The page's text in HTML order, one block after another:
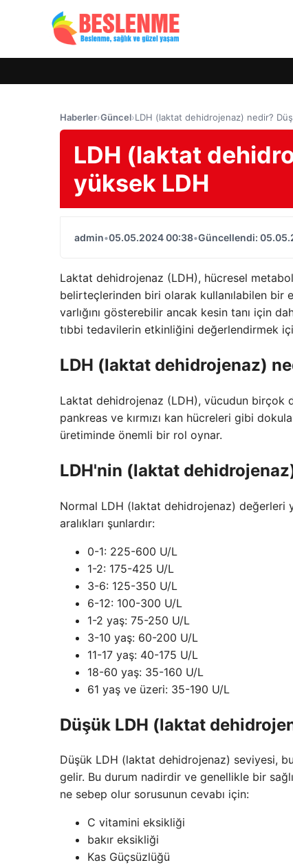
Haberler›Güncel›LDH (laktat dehidrojenaz) nedir?
LDH (laktat
yüksek LDH
admin•05.05.2024 00:38•Güncellendi:
Laktat dehidrojenaz (LDH), hücresel
belirteçlerinden biri olarak kullanılabilen bir
varlığını gösterebilir ancak kesin tanı için
tıbbi tedavilerin etkinliğini değerlendirmek
LDH (laktat dehidrojenaz)
Laktat dehidrojenaz (LDH), vücudun birçok
pankreas ve kırmızı kan hücreleri gibi
üretiminde önemli bir rol oynar.
LDH'nin (laktat
Normal LDH (laktat dehidrojenaz) değerleri
aralıkları şunlardır:
0-1: 225-600 U/L
1-2: 175-425 U/L
3-6: 125-350 U/L
6-12: 100-300 U/L
1-2 yaş: 75-250 U/L
3-10 yaş: 60-200 U/L
11-17 yaş: 40-175 U/L
18-60 yaş: 35-160 U/L
61 yaş ve üzeri: 35-190 U/L
Düşük LDH (laktat
Düşük LDH (laktat dehidrojenaz) seviyesi,
gelir. Bu durum nadirdir ve genellikle bir
ne sebep olur sorusunun cevabı için:
C vitamini eksikliği
bakır eksikliği
Kas Güçsüzlüğü